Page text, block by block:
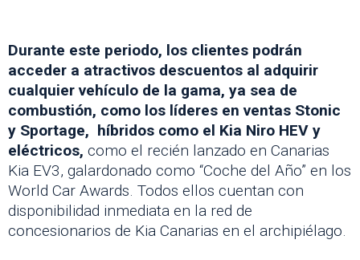
Durante este periodo, los clientes podrán
acceder a atractivos descuentos al adquirir
cualquier vehículo de la gama, ya sea de
combustión, como los líderes en ventas Stonic
y Sportage, híbridos como el Kia Niro HEV y
eléctricos, como el recién lanzado en Canarias
Kia EV3, galardonado como “Coche del Año” en los
World Car Awards. Todos ellos cuentan con
disponibilidad inmediata en la red de
concesionarios de Kia Canarias en el archipiélago.